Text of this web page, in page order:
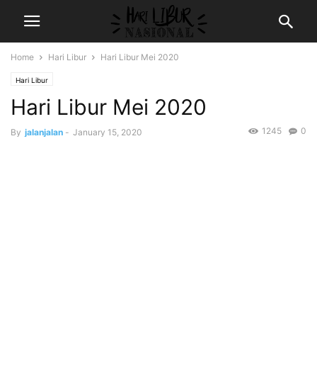
Home Hari Libur Hari Libur Mei 2020
Hari Libur
Hari Libur Mei 2020
By jalanjalan - January 15, 2020 0
1245